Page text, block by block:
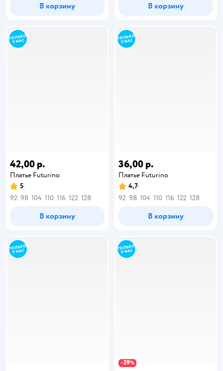
В корзину В корзину
42,00 р.
Платье Futurino
5
92 98 104 110 116 122 128
В корзину
36,00 р.
Платье Futurino
4,7
92 98 104 110 116 122 128
В корзину
−29%